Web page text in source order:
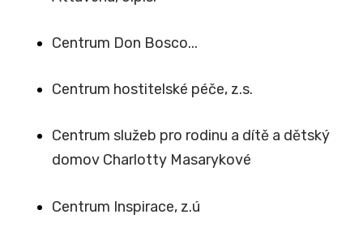
Centrum Don Bosco...
Centrum hostitelské péče, z.s.
Centrum služeb pro rodinu a dítě a dětský
domov Charlotty Masarykové
Centrum Inspirace, z.ú